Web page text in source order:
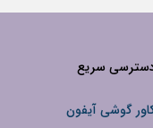
سریع
گوشی آیفون